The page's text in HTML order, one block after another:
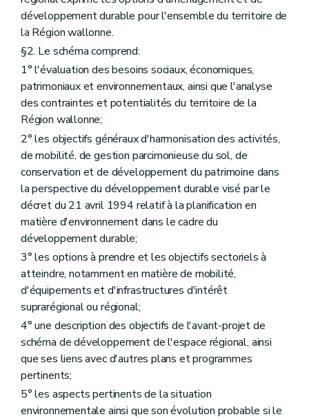
Sous-section 2 Des demandes ne nécessitant pas l'avis conforme du fonctionnaire délégué
Art. 328
Sous-section 3
Art. 329
Chapitre XI
Section première Des demandes de permis d'urbanisme, de permis de lotir et de certificats d'urbanisme soumises à une enquête publique
Art. 330
Art. 331
Section 2
Art. 332
Art. 333
Art. 334
Art. 335
Art. 336
Art. 337
Art. 338
Art. 339
Art. 340
Art. 341
Art. 342
Art. 343
Art. 344 à 380
Chapitre XII (De la forme des décisions prises, en matière de permis d'urbanisme, de permis d'urbanisation et de modifications de permis d'urbanisation et de permis de lotir par le collège communal – AGW du 3 juin 2010, art. 1
Art. 381
Art. 382
Art. 383
Chapitre XIII (De la forme des décisions prises, en matière de permis d'urbanisme, de permis d'urbanisation et de modifications de permis d'urbanisation et de permis de lotir, en application de l'article
118
– AGW du 3 juin 2010, art. 2 )
Art. 384
Art. 385
développement durable pour l'ensemble du territoire de
la Région wallonne.
§2. Le schéma comprend:
1° l'évaluation des besoins sociaux, économiques,
patrimoniaux et environnementaux, ainsi que l'analyse
des contraintes et potentialités du territoire de la
Région wallonne;
2° les objectifs généraux d'harmonisation des activités,
de mobilité, de gestion parcimonieuse du sol, de
conservation et de développement du patrimoine dans
la perspective du développement durable visé par le
décret du 21 avril 1994 relatif à la planification en
matière d'environnement dans le cadre du
développement durable;
3° les options à prendre et les objectifs sectoriels à
atteindre, notamment en matière de mobilité,
d'équipements et d'infrastructures d'intérêt
suprarégional ou régional;
4° une description des objectifs de l'avant-projet de
schéma de développement de l'espace régional, ainsi
que ses liens avec d'autres plans et programmes
pertinents;
5° les aspects pertinents de la situation
environnementale ainsi que son évolution probable si le